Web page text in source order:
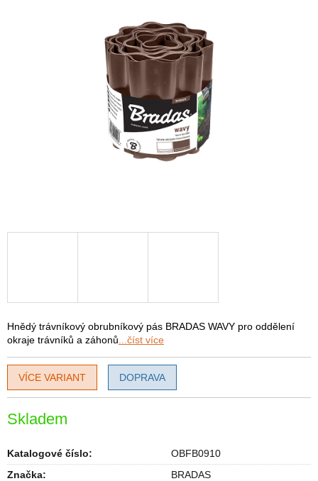
Skladem
Hnědý trávníkový obrubníkový pás BRADAS WAVY pro oddělení
okraje trávníků a záhonů ...číst více
Katalogové číslo:
OBFB0910
Značka:
BRADAS
VÍCE VARIANT DOPRAVA